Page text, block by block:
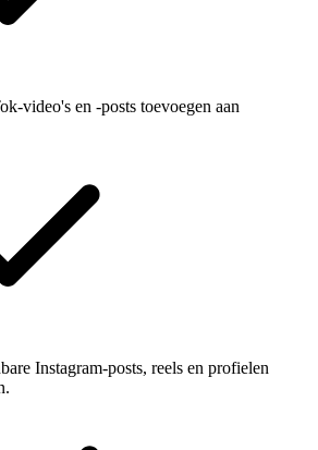
video's en -posts toevoegen aan
Instagram-posts, reels en profielen